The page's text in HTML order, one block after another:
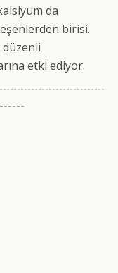
da
birisi.
düzenli
etki ediyor.